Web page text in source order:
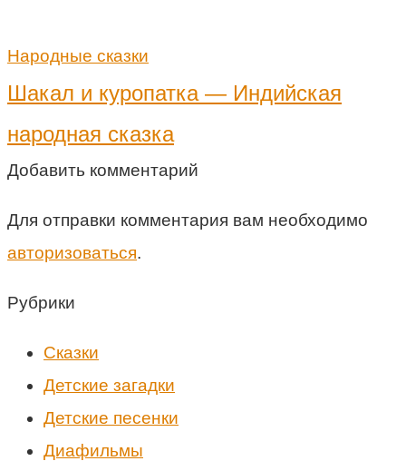
Народные сказки
Шакал и куропатка — Индийская
народная сказка
Добавить комментарий
Для отправки комментария вам необходимо
авторизоваться.
Рубрики
Cказки
Детские загадки
Детские песенки
Диафильмы